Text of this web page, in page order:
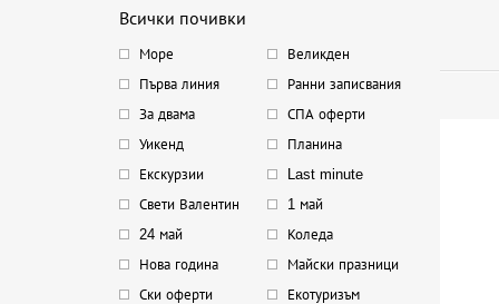
Всички почивки
Море
Великден
Първа линия
Ранни записвания
За двама
СПА оферти
Уикенд
Планина
Екскурзии
Last minute
Свети Валентин
1 май
24 май
Коледа
Нова година
Майски празници
Ски оферти
Екотуризъм